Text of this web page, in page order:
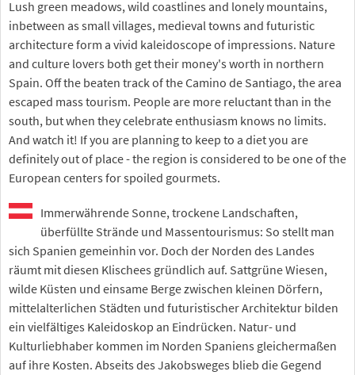
Lush green meadows, wild coastlines and lonely mountains,
inbetween as small villages, medieval towns and futuristic
architecture form a vivid kaleidoscope of impressions. Nature
and culture lovers both get their money's worth in northern
Spain. Off the beaten track of the Camino de Santiago, the area
escaped mass tourism. People are more reluctant than in the
south, but when they celebrate enthusiasm knows no limits.
And watch it! If you are planning to keep to a diet you are
definitely out of place - the region is considered to be one of the
European centers for spoiled gourmets.
Immerwährende Sonne, trockene Landschaften,
überfüllte Strände und Massentourismus: So stellt man
sich Spanien gemeinhin vor. Doch der Norden des Landes
räumt mit diesen Klischees gründlich auf. Sattgrüne Wiesen,
wilde Küsten und einsame Berge zwischen kleinen Dörfern,
mittelalterlichen Städten und futuristischer Architektur bilden
ein vielfältiges Kaleidoskop an Eindrücken. Natur- und
Kulturliebhaber kommen im Norden Spaniens gleichermaßen
auf ihre Kosten. Abseits des Jakobsweges blieb die Gegend